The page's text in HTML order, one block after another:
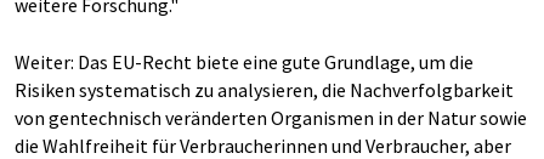
Weiter: Das EU-Recht biete eine gute Grundlage, um die
Risiken systematisch zu analysieren, die Nachverfolgbarkeit
von gentechnisch veränderten Organismen in der Natur sowie
die Wahlfreiheit für Verbraucherinnen und Verbraucher, aber